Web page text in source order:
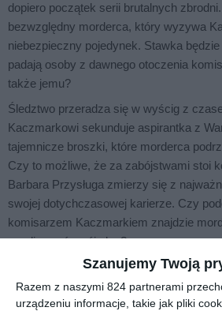
Szanujemy Twoją
Razem z naszymi 824 partnerami
urządzeniu informacje, takie jak pliki
dopiero początek serii brutalnych
bezwzględny morderca, który wyzywa
niebezpieczny pojedynek. Stawka
padają osoby z dawnego otoczenia
także jemu?
Śledztwo przeradza się w wyścig z
Kaczmarkowi sekunduje aspirantka z
tajemnicze broszki, które morderca
Czy to możliwe, że za zabójstwami stoi
Barbara Przysługa zmierzy się z
swojej dotychczasowej karierze. Czy
komisarzem Kaczmarkiem znajdzie
zrealizować swój plan?
Powyższy opis pochodzi od wydawcy.